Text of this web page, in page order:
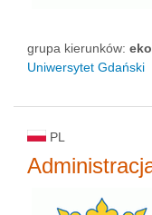
grupa kierunków:
Uniwersytet Gdański
PL